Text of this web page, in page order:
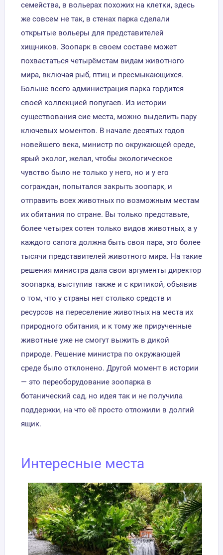
семейства, в вольерах похожих на клетки, здесь
же совсем не так, в стенах парка сделали
открытые вольеры для представителей
хищников. Зоопарк в своем составе может
похвастаться четырёмстам видам животного
мира, включая рыб, птиц и пресмыкающихся.
Больше всего администрация парка гордится
своей коллекцией попугаев. Из истории
существования сие места, можно выделить пару
ключевых моментов. В начале десятых годов
новейшего века, министр по окружающей среде,
ярый эколог, желал, чтобы экологическое
чувство было не только у него, но и у его
сограждан, попытался закрыть зоопарк, и
отправить всех животных по возможным местам
их обитания по стране. Вы только представьте,
более четырех сотен только видов животных, а у
каждого сапога должна быть своя пара, это более
тысячи представителей животного мира. На такие
решения министра дала свои аргументы директор
зоопарка, выступив также и с критикой, объявив
о том, что у страны нет столько средств и
ресурсов на переселение животных на места их
природного обитания, и к тому же прирученные
животные уже не смогут выжить в дикой
природе. Решение министра по окружающей
среде было отклонено. Другой момент в истории
— это переоборудование зоопарка в
ботанический сад, но идея так и не получила
поддержки, на что её просто отложили в долгий
ящик.
Интересные места